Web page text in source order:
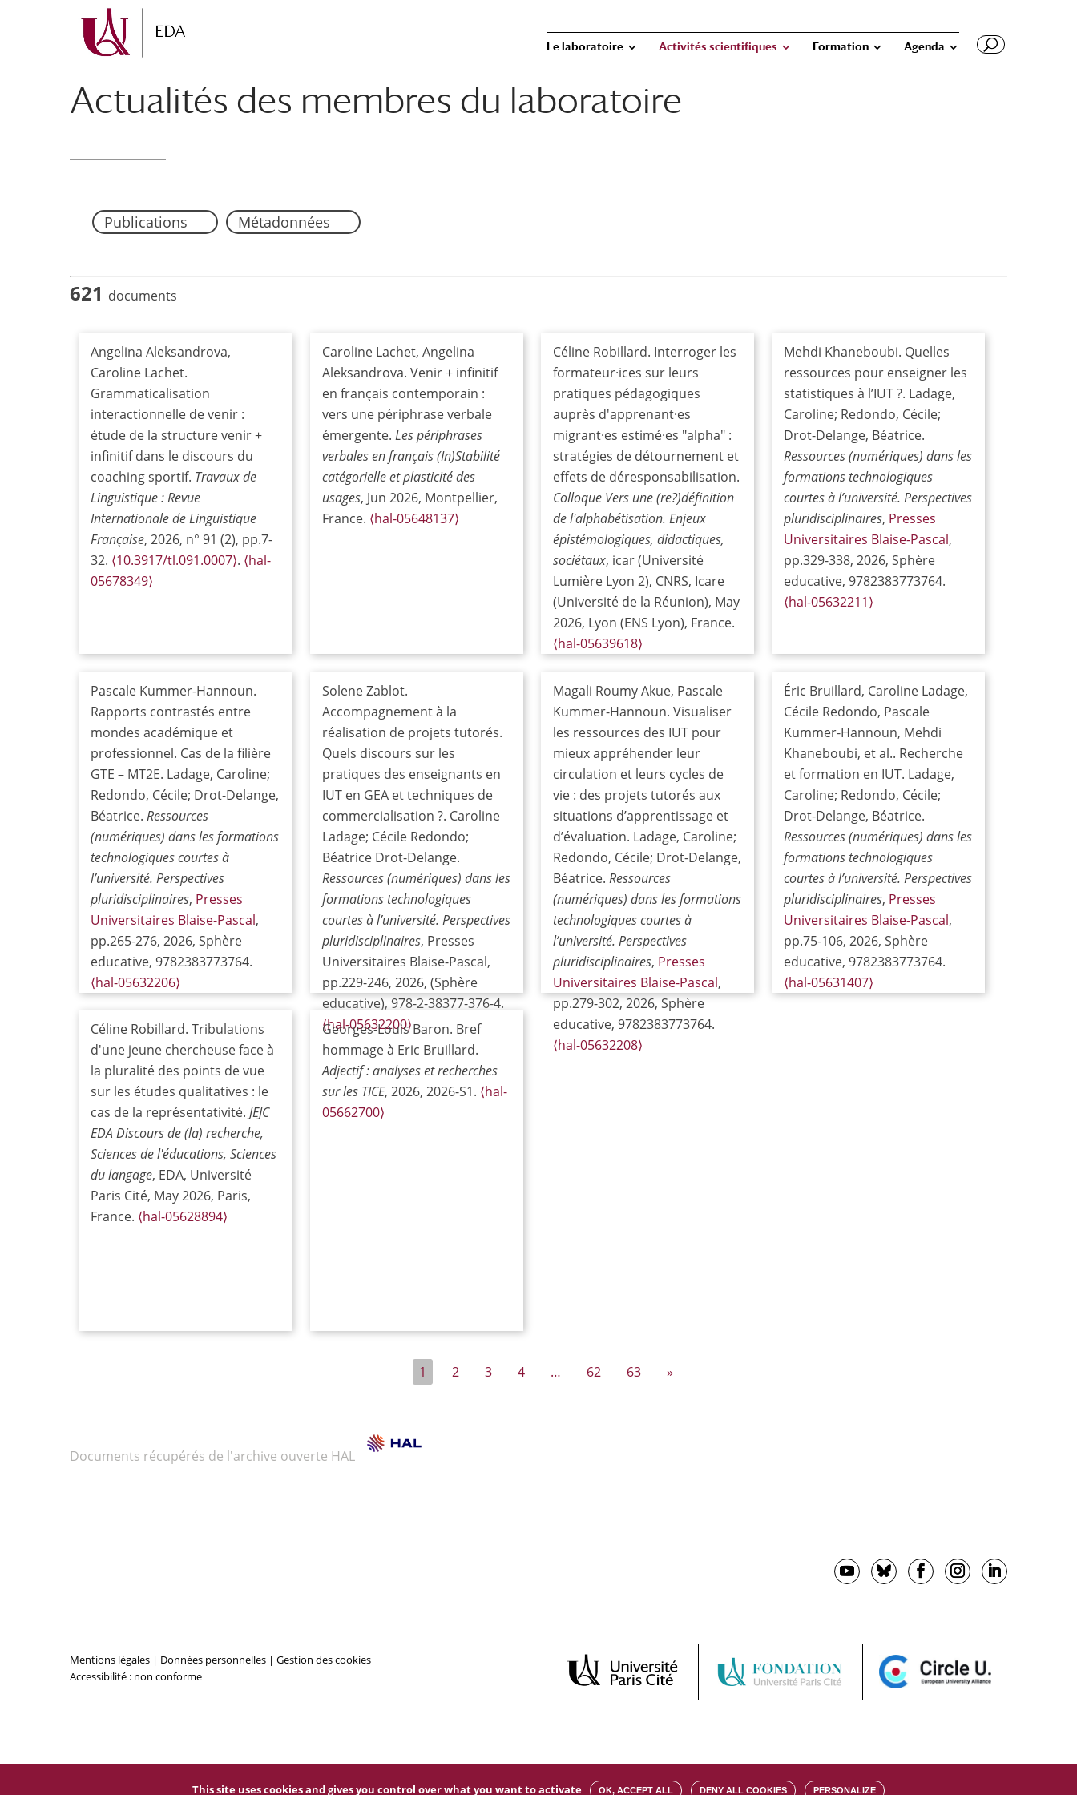
principal
navigation
Le laboratoire Activités scientifiques Formation Agenda
Actualités des membres du laboratoire
Publications Métadonnées
621 documents
Angelina Aleksandrova,
Caroline Lachet.
Grammaticalisation
interactionnelle de venir :
étude de la structure venir +
infinitif dans le discours du
coaching sportif. Travaux de
Linguistique : Revue
Internationale de Linguistique
Française, 2026, n° 91 (2), pp.7-
32. ⟨10.3917/tl.091.0007⟩. ⟨hal-
05678349⟩
Caroline Lachet, Angelina
Aleksandrova. Venir + infinitif
en français contemporain :
vers une périphrase verbale
émergente. Les périphrases
verbales en français (In)Stabilité
catégorielle et plasticité des
usages, Jun 2026, Montpellier,
France. ⟨hal-05648137⟩
Céline Robillard. Interroger les
formateur·ices sur leurs
pratiques pédagogiques
auprès d'apprenant·es
migrant·es estimé·es "alpha" :
stratégies de détournement et
effets de déresponsabilisation.
Colloque Vers une (re?)définition
de l'alphabétisation. Enjeux
épistémologiques, didactiques,
sociétaux, icar (Université
Lumière Lyon 2), CNRS, Icare
(Université de la Réunion), May
2026, Lyon (ENS Lyon), France.
⟨hal-05639618⟩
Mehdi Khaneboubi. Quelles
ressources pour enseigner les
statistiques à l’IUT ?. Ladage,
Caroline; Redondo, Cécile;
Drot-Delange, Béatrice.
Ressources (numériques) dans les
formations technologiques
courtes à l’université. Perspectives
pluridisciplinaires, Presses
Universitaires Blaise-Pascal,
pp.329-338, 2026, Sphère
educative, 9782383773764.
⟨hal-05632211⟩
Pascale Kummer-Hannoun.
Rapports contrastés entre
mondes académique et
professionnel. Cas de la filière
GTE – MT2E. Ladage, Caroline;
Redondo, Cécile; Drot-Delange,
Béatrice.Ressources
(numériques) dans les formations
technologiques courtes à
l’université. Perspectives
pluridisciplinaires, Presses
Universitaires Blaise-Pascal,
pp.265-276, 2026, Sphère
educative, 9782383773764.
⟨hal-05632206⟩
Solene Zablot.
Accompagnement à la
réalisation de projets tutorés.
Quels discours sur les
pratiques des enseignants en
IUT en GEA et techniques de
commercialisation ?. Caroline
Ladage; Cécile Redondo;
Béatrice Drot-Delange.
Ressources (numériques) dans les
formations technologiques
courtes à l’université. Perspectives
pluridisciplinaires, Presses
Universitaires Blaise-Pascal,
pp.229-246, 2026, (Sphère
educative), 978-2-38377-376-4.
⟨hal-05632200⟩
Magali Roumy Akue, Pascale
Kummer-Hannoun. Visualiser
les ressources des IUT pour
mieux appréhender leur
circulation et leurs cycles de
vie : des projets tutorés aux
situations d’apprentissage et
d’évaluation. Ladage, Caroline;
Redondo, Cécile; Drot-Delange,
Béatrice. Ressources
(numériques) dans les formations
technologiques courtes à
l’université. Perspectives
pluridisciplinaires, Presses
Universitaires Blaise-Pascal,
pp.279-302, 2026, Sphère
educative, 9782383773764.
⟨hal-05632208⟩
Éric Bruillard, Caroline Ladage,
Cécile Redondo, Pascale
Kummer-Hannoun, Mehdi
Khaneboubi, et al.. Recherche
et formation en IUT. Ladage,
Caroline; Redondo, Cécile;
Drot-Delange, Béatrice.
Ressources (numériques) dans les
formations technologiques
courtes à l’université. Perspectives
pluridisciplinaires, Presses
Universitaires Blaise-Pascal,
pp.75-106, 2026, Sphère
educative, 9782383773764.
⟨hal-05631407⟩
Céline Robillard. Tribulations
d'une jeune chercheuse face à
la pluralité des points de vue
sur les études qualitatives : le
cas de la représentativité.JEJC
EDA Discours de (la) recherche,
Sciences de l'éducations, Sciences
du langage, EDA, Université
Paris Cité, May 2026, Paris,
France. ⟨hal-05628894⟩
Georges-Louis Baron. Bref
hommage à Eric Bruillard.
Adjectif : analyses et recherches
sur les TICE, 2026, 2026-S1. ⟨hal-
05662700⟩
1 2 3 4 … 62 63 »
Documents récupérés de l'archive ouverte HAL
Mentions légales | Données personnelles | Gestion des cookies
Accessibilité : non conforme
This site uses cookies and gives you control over what you want to activate OK, ACCEPT ALL DENY ALL COOKIES PERSONALIZE